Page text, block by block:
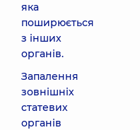
яка
поширюється
з інших
органів.
Запалення
зовнішніх
статевих
органів